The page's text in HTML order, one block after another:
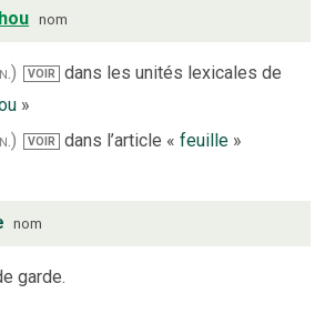
nom
VOIR dans les unités lexicales de
»
VOIR dans l’article « feuille»
nom
garde.